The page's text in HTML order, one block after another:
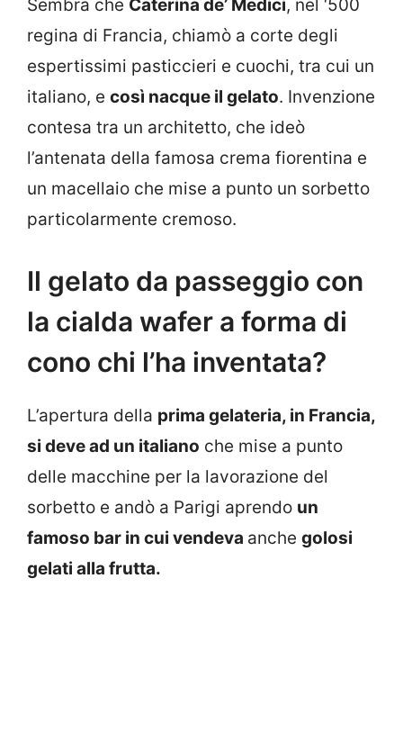
Sembra che Caterina de’ Medici, nel ‘500
regina di Francia, chiamò a corte degli
espertissimi pasticcieri e cuochi, tra cui un
italiano, e così nacque il gelato. Invenzione
contesa tra un architetto, che ideò
l’antenata della famosa crema fiorentina e
un macellaio che mise a punto un sorbetto
particolarmente cremoso.
Il gelato da passeggio con
la cialda wafer a forma di
cono chi l’ha inventata?
L’apertura della prima gelateria, in Francia,
si deve ad un italiano che mise a punto
delle macchine per la lavorazione del
sorbetto e andò a Parigi aprendo un
famoso bar in cui vendeva anche golosi
gelati alla frutta.